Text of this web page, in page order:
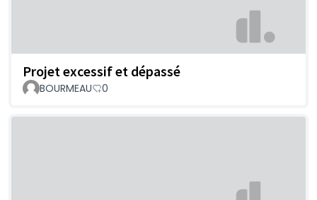
Projet excessif et dépassé
BOURMEAU 0